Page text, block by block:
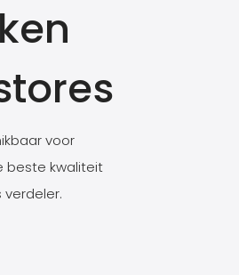
voor
beste kwaliteit
verdeler.